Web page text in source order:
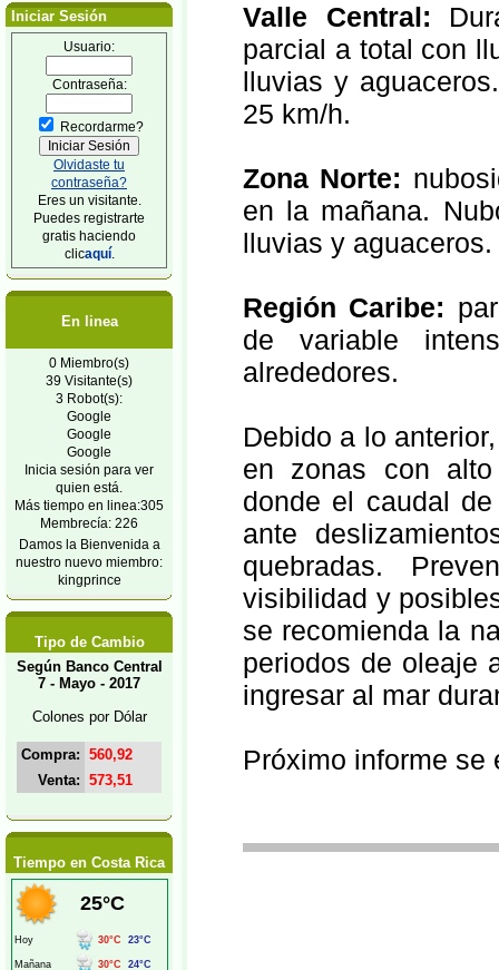
Iniciar Sesión
Usuario:
Contraseña:
Recordarme?
Olvidaste tu
contraseña?
Eres un visitante.
Puedes registrarte
gratis haciendo
clicaquí.
En linea
0 Miembro(s)
39 Visitante(s)
3 Robot(s):
Google
Google
Google
Inicia sesión para ver
quien está.
Más tiempo en linea:305
Membrecía: 226
Damos la Bienvenida a
nuestro nuevo miembro:
kingprince
Tipo de Cambio
Según Banco Central
7 - Mayo - 2017
Colones por Dólar
Compra: 560,92
Venta: 573,51
Tiempo en Costa Rica
Valle Central:
parcial a total con
lluvias y
25 km/h.
Zona Norte:
en la mañana.
lluvias y aguaceros.
Región Caribe:
de variable
alrededores.
Debido a lo
en zonas con
donde el caudal
ante
quebradas.
visibilidad y
se recomienda la
periodos de oleaje
ingresar al mar
Próximo informe se